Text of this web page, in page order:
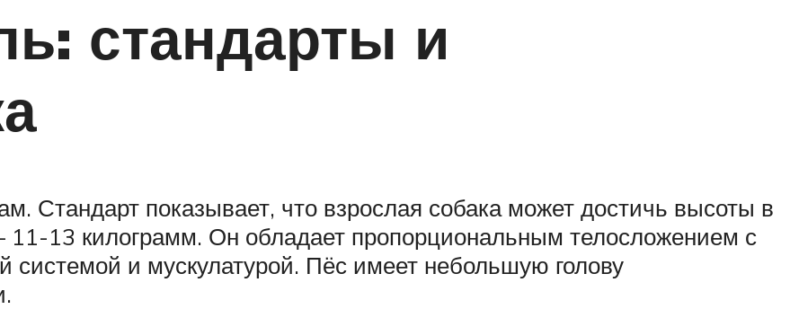
стандарты и
Стандарт показывает, что взрослая собака может достичь высоты в
11-13 килограмм. Он обладает пропорциональным телосложением с
системой и мускулатурой. Пёс имеет небольшую голову